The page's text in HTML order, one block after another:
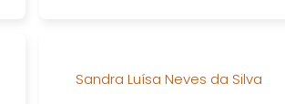
Sandra Luísa Neves da Silva